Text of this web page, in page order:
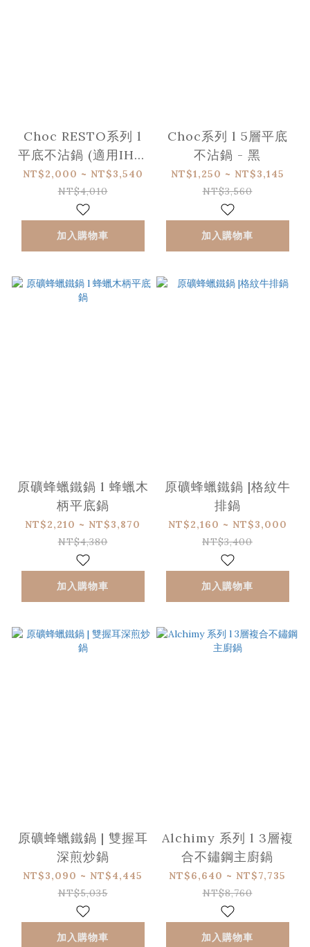
Choc RESTO系列 l
平底不沾鍋 (適用IH感
應爐)
NT$2,000 ~ NT$3,540
NT$4,010
加入購物車
Choc系列 l 5層平底
不沾鍋 - 黑
NT$1,250 ~ NT$3,145
NT$3,560
加入購物車
原礦蜂蠟鐵鍋 l 蜂蠟木
柄平底鍋
NT$2,210 ~ NT$3,870
NT$4,380
加入購物車
原礦蜂蠟鐵鍋 |格紋牛
排鍋
NT$2,160 ~ NT$3,000
NT$3,400
加入購物車
原礦蜂蠟鐵鍋 | 雙握耳
深煎炒鍋
NT$3,090 ~ NT$4,445
NT$5,035
加入購物車
Alchimy 系列 l 3層複
合不鏽鋼主廚鍋
NT$6,640 ~ NT$7,735
NT$8,760
加入購物車